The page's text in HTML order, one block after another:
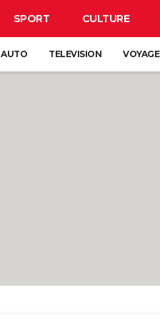
SPORT CULTURE
AUTO TELEVISION VOYAGE